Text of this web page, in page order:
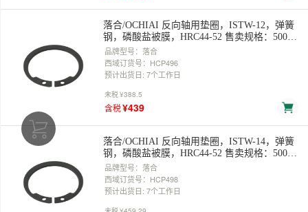
落合/OCHIAI 反向轴用垫圈，ISTW-12，弹簧
钢，磷酸盐被膜，HRC44-52 售卖规格：500
个/袋
品牌型号：落合
西域订货号：HCP496
预计出货日: 7个工作日
未税¥388.5
含税¥439
落合/OCHIAI 反向轴用垫圈，ISTW-14，弹簧
钢，磷酸盐被膜，HRC44-52 售卖规格：500
个/袋
品牌型号：落合
西域订货号：HCP498
预计出货日: 7个工作日